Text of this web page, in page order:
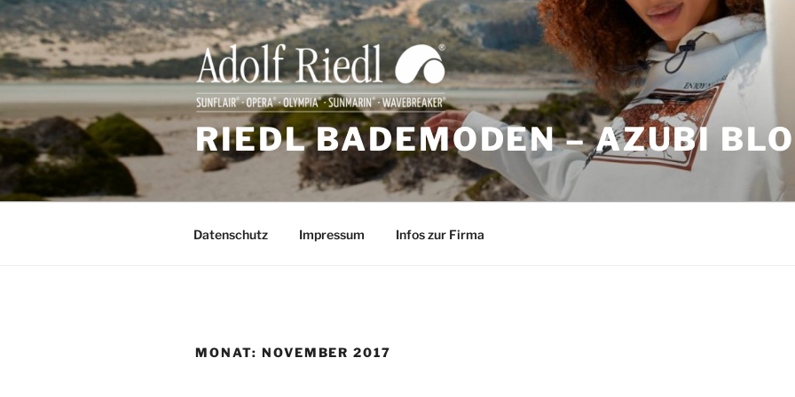
Zum
Inhalt
springen
RIEDL BADEMODEN – AZUBI
Datenschutz Impressum Infos zur Firma
MONAT: NOVEMBER 2017